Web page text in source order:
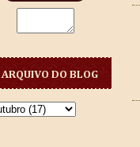
ARQUIVO DO BLOG